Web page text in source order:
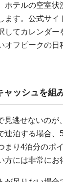
ホテルの空室状
ます。公式サイ
してカレンダー
オフピークの日
ャッシュを組
見逃せないのが
連泊する場合、
まり4泊分のポ
には非常にお